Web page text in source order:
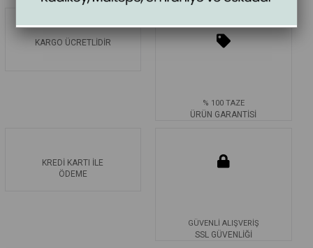
KARGO ÜCRETLİDİR
% 100 TAZE
ÜRÜN GARANTİSİ
KREDİ KARTI İLE
ÖDEME
GÜVENLİ ALIŞVERİŞ
SSL GÜVENLİĞİ